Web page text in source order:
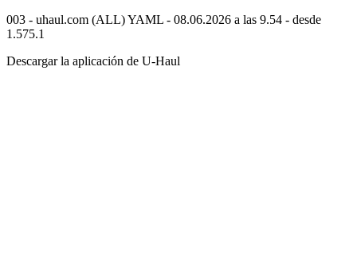
003 - uhaul.com (ALL) YAML - 08.06.2026 a las 9.54 - desde
1.575.1
Descargar la aplicación de U-Haul